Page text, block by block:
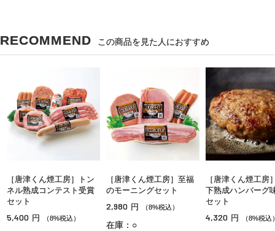
RECOMMEND この商品を見た人におすすめ
［唐津くん煙工房］トン
ネル熟成コンテスト受賞
セット
5,400 円 （8%税込）
［唐津くん煙工房］至福
のモーニングセット
2,980 円 （8%税込）
在庫：○
［唐津くん煙工房
下熟成ハンバーグ
セット
4,320 円 （8%税込